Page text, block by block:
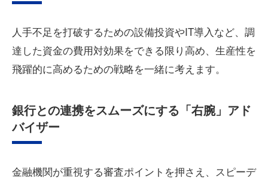
人手不足を打破するための設備投資やIT導入など、調
達した資金の費用対効果をできる限り高め、生産性を
飛躍的に高めるための戦略を一緒に考えます。
銀行との連携をスムーズにする「右腕」アド
バイザー
金融機関が重視する審査ポイントを押さえ、スピーデ